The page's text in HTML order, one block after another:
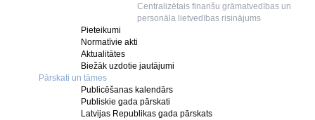
Centralizētais finanšu grāmatvedības un
personāla lietvedības risinājums
Pieteikumi
Normatīvie akti
Aktualitātes
Biežāk uzdotie jautājumi
Pārskati un tāmes
Publicēšanas kalendārs
Publiskie gada pārskati
Latvijas Republikas gada pārskats